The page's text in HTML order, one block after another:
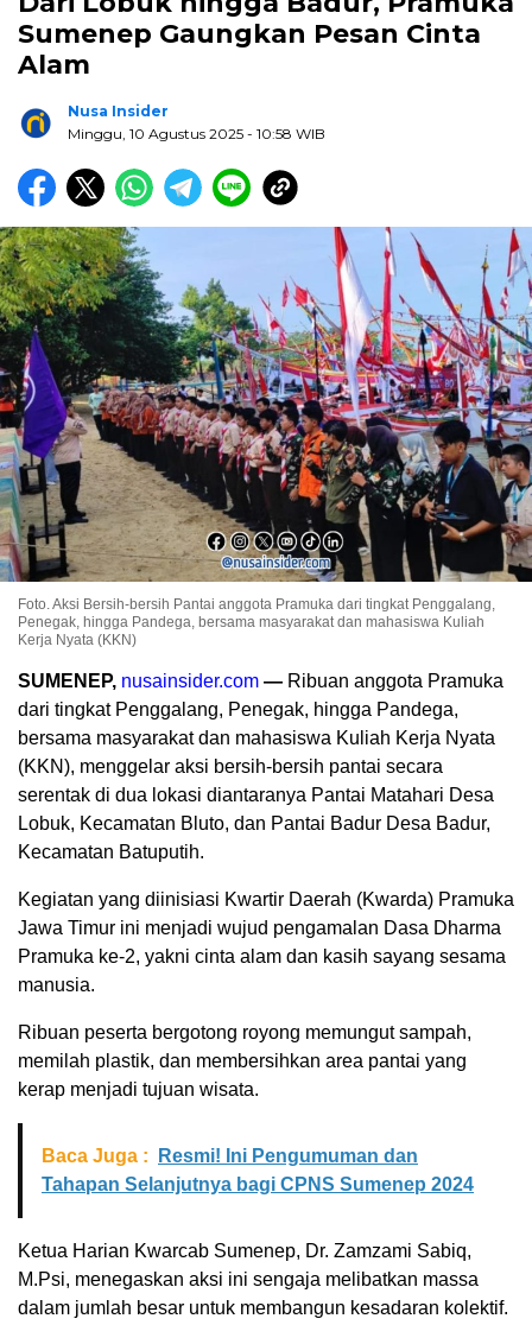
Sumenep Gaungkan Pesan Cinta
Alam
Nusa Insider
Minggu, 10 Agustus 2025 - 10:58 WIB
Foto. Aksi Bersih-bersih Pantai anggota Pramuka dari tingkat Penggalang,
Penegak, hingga Pandega, bersama masyarakat dan mahasiswa Kuliah
Kerja Nyata (KKN)
SUMENEP, nusainsider.com — Ribuan anggota Pramuka
dari tingkat Penggalang, Penegak, hingga Pandega,
bersama masyarakat dan mahasiswa Kuliah Kerja Nyata
(KKN), menggelar aksi bersih-bersih pantai secara
serentak di dua lokasi diantaranya Pantai Matahari Desa
Lobuk, Kecamatan Bluto, dan Pantai Badur Desa Badur,
Kecamatan Batuputih.
Kegiatan yang diinisiasi Kwartir Daerah (Kwarda) Pramuka
Jawa Timur ini menjadi wujud pengamalan Dasa Dharma
Pramuka ke-2, yakni cinta alam dan kasih sayang sesama
manusia.
Ribuan peserta bergotong royong memungut sampah,
memilah plastik, dan membersihkan area pantai yang
kerap menjadi tujuan wisata.
Baca Juga :
Resmi! Ini Pengumuman dan
Tahapan Selanjutnya bagi CPNS Sumenep 2024
Ketua Harian Kwarcab Sumenep, Dr. Zamzami Sabiq,
M.Psi, menegaskan aksi ini sengaja melibatkan massa
dalam jumlah besar untuk membangun kesadaran kolektif.